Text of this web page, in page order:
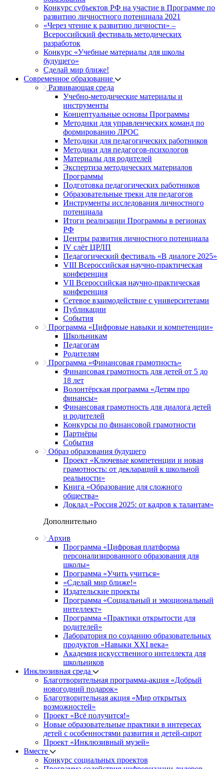
Конкурс субъектов РФ на участие в Программе по
развитию личностного потенциала 2021
«Через чтение к развитию личности» –
Всероссийский фестиваль методических
разработок
Конкурс «Учебные материалы для школы
будущего»
Сделай мир ближе!
Современное образование
Развивающая среда
Учебно-методические материалы и
инструменты
Концептуальные основы Программы
Методики для управленческих команд по
формированию ЛРОС
Методики для педагогических работников
Методики для педагогов-психологов
Материалы для родителей
Экспертиза методических материалов
Программы
Подготовка педагогических работников
Образовательные треки для педагогов
Инструменты исследования личностного
потенциала
Итоги реализации Программы в регионах
РФ
Центры развития личностного потенциала
IV слёт ЦРЛП
Педагогический фестиваль «В диалоге 2025»
VIII Всероссийская научно-практическая
конференция
VII Всероссийская научно-практическая
конференция
Сетевое взаимодействие с университетами
Публикации
События
Программа «Цифровые навыки и компетенции»
Школьникам
Педагогам
Родителям
Программа «Финансовая грамотность»
Финансовая грамотность для детей от 5 до
18 лет
Волонтёрская программа «Детям про
финансы»
Финансовая грамотность для диалога детей
и родителей
Конкурсы по финансовой грамотности
Партнёры
События
Образ образования будущего
Проект «Ключевые компетенции и новая
грамотность: от деклараций к школьной
реальности»
Книга «Образование для сложного
общества»
Доклад «Россия 2025: от кадров к талантам»
Дополнительно
Архив
Программа «Цифровая платформа
персонализированного образования для
школы»
Программа «Учить учиться»
«Сделай мир ближе!»
Издательские проекты
Программа «Социальный и эмоциональный
интеллект»
Программа «Практики открытости для
родителей»
Лаборатория по созданию образовательных
продуктов «Навыки XXI века»
Академия искусственного интеллекта для
школьников
Инклюзивная среда
Благотворительная программа-акция «Добрый
новогодний подарок»
Благотворительная акция «Мир открытых
возможностей»
Проект «Всё получится!»
Новые образовательные практики в интересах
детей с особенностями развития и детей-сирот
Проект «Инклюзивный музей»
Вместе
Конкурс социальных проектов